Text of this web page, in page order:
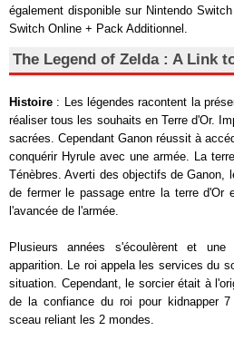
également disponible sur Nintendo
Switch Online + Pack Additionnel.
The Legend of Zelda : A Link
Histoire : Les légendes racontent la
réaliser tous les souhaits en Terre d'Or.
sacrées. Cependant Ganon réussit à
conquérir Hyrule avec une armée. La
Ténèbres. Averti des objectifs de Ganon,
de fermer le passage entre la terre d'Or
l'avancée de l'armée.
Plusieurs années s'écoulèrent et
apparition. Le roi appela les services du
situation. Cependant, le sorcier était à
de la confiance du roi pour kidnapper
sceau reliant les 2 mondes.